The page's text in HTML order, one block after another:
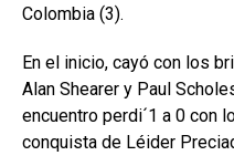
Colombia (3).
En el inicio, cayó con los
Alan Shearer y Paul
encuentro perdi´1 a 0 con
conquista de Léider